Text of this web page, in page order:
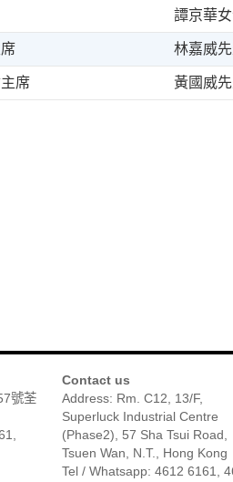
譚京華
林嘉威
席 黃國威
號荃
Contact us
Address: Rm. C12, 13/F,
Superluck Industrial Centre
(Phase2), 57 Sha Tsui Road,
Tsuen Wan, N.T., Hong Kong
Tel / Whatsapp: 4612 6161,